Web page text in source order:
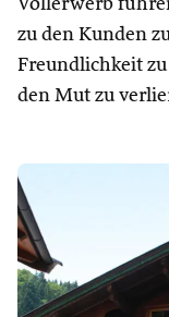
Vollerwerb
zu den Kunden
Freundlichkeit
den Mut zu